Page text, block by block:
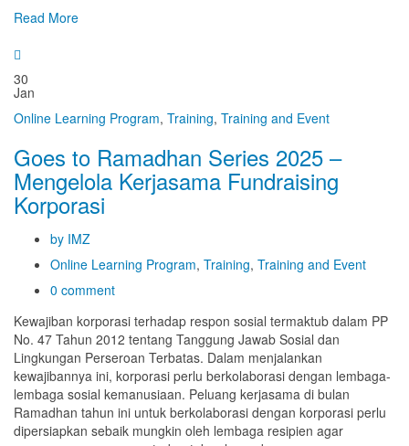
Read More
30
Jan
Online Learning Program, Training, Training and Event
Goes to Ramadhan Series 2025 –
Mengelola Kerjasama Fundraising
Korporasi
by IMZ
Online Learning Program, Training, Training and Event
0 comment
Kewajiban korporasi terhadap respon sosial termaktub dalam PP
No. 47 Tahun 2012 tentang Tanggung Jawab Sosial dan
Lingkungan Perseroan Terbatas. Dalam menjalankan
kewajibannya ini, korporasi perlu berkolaborasi dengan lembaga-
lembaga sosial kemanusiaan. Peluang kerjasama di bulan
Ramadhan tahun ini untuk berkolaborasi dengan korporasi perlu
dipersiapkan sebaik mungkin oleh lembaga resipien agar